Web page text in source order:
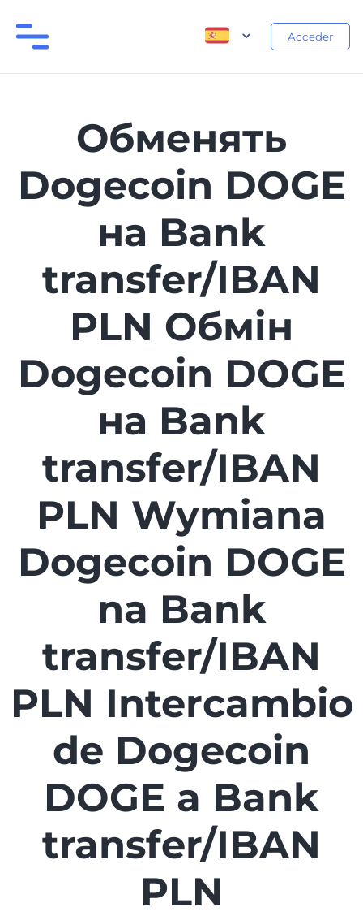
Acceder
Обменять
Dogecoin DOGE
на Bank
transfer/IBAN
PLN Обмін
Dogecoin DOGE
на Bank
transfer/IBAN
PLN Wymiana
Dogecoin DOGE
na Bank
transfer/IBAN
PLN Intercambio
de Dogecoin
DOGE a Bank
transfer/IBAN
PLN